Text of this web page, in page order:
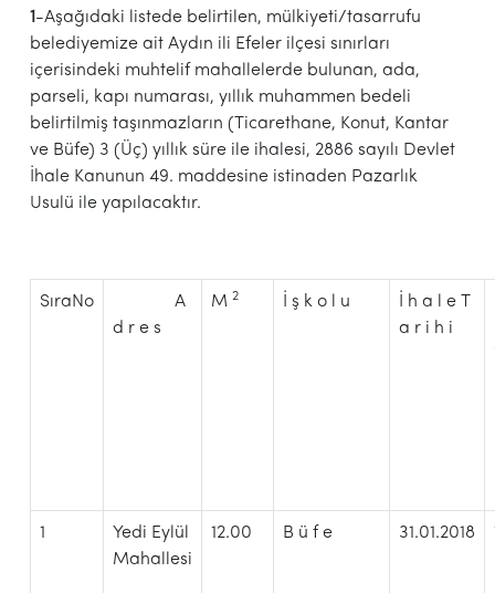
1-Aşağıdaki listede belirtilen, mülkiyeti/tasarrufu
belediyemize ait Aydın ili Efeler ilçesi sınırları
içerisindeki muhtelif mahallelerde bulunan, ada,
parseli, kapı numarası, yıllık muhammen bedeli
belirtilmiş taşınmazların (Ticarethane, Konut, Kantar
ve Büfe) 3 (Üç) yıllık süre ile ihalesi, 2886 sayılı Devlet
İhale Kanunun 49. maddesine istinaden Pazarlık
Usulü ile yapılacaktır.
SıraNo
A
d r e s
M 2 İ ş k o l u
İ h a l e T
a r i h i
1
Yedi Eylül
Mahallesi
12.00 B ü f e 31.01.2018